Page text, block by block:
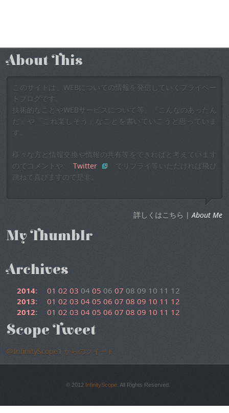
About This
このサイトは、WEBについての情報を発信していくプライベー
トブログです。
技術的なことやWEBサービスについて等、『こんなのあったん
だ』や『これ楽しそう』なことを書いていこうと思っていま
す。
様々な方と情報交換や情報の共有等をできればと考えています
のでコメントや
Twitter
でリプライ等いただければ飛び
跳ねて喜びますので是非。
詳しくはこちら |About Me
My Thumblr
Archives
2014: 01 02 03 04 05 06 07 08 09 10 11 12
2013: 01 02 03 04 05 06 07 08 09 10 11 12
2012: 01 02 03 04 05 06 07 08 09 10 11 12
Scope Tweet
@InfinityScope1 からのツイート
© 2012 InfinityScope. All Rights Reserved.